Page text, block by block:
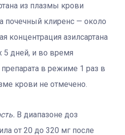
из плазмы крови
почечный клиренс — около
концентрация азилсартана
5 дней, и во время
в режиме 1 раз в
крови не отмечено.
В диапазоне доз
от 20 до 320 мг после